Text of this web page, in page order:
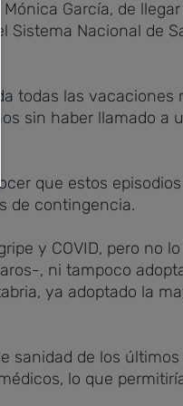
García, de
Nacional de
todas las vacaciones
sin haber llamado a
que estos
de contingencia.
y COVID, pero no
, ni tampoco
ya adoptado la
sanidad de los
lo que